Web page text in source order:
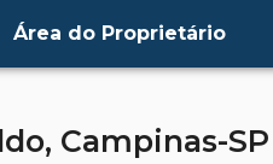
Área do Proprietário
Campinas-SP